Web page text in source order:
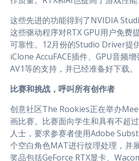
这些先进的功能得到了NVIDIA
这些驱动程序对RTX GPU用户免费
可靠性。12月份的Studio Driver提
iClone AccuFACE插件、GPU音频
AV1等的支持，并已经准备好下载。
比赛和挑战，呼叫所有创作者
创意社区The Rookies正在举办
画比赛。比赛面向学生和具有不超
人士，要求参赛者使用Adobe
个空白角色MAT进行纹理处理，并
奖品包括GeForce RTX显卡、